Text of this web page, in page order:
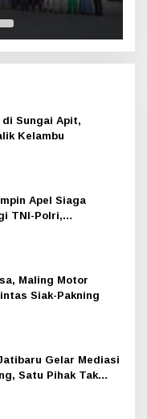
di Sungai Apit,
Kelambu
Apel Siaga
TNI-Polri,
Maling Motor
Siak-Pakning
Gelar Mediasi
Satu Pihak Tak